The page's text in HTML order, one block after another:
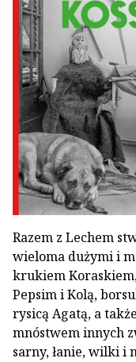
Razem z Lechem
wieloma dużymi i
krukiem
Pepsim i Kolą,
rysicą Agatą, a
mnóstwem innych
sarny, łanie, wilki i